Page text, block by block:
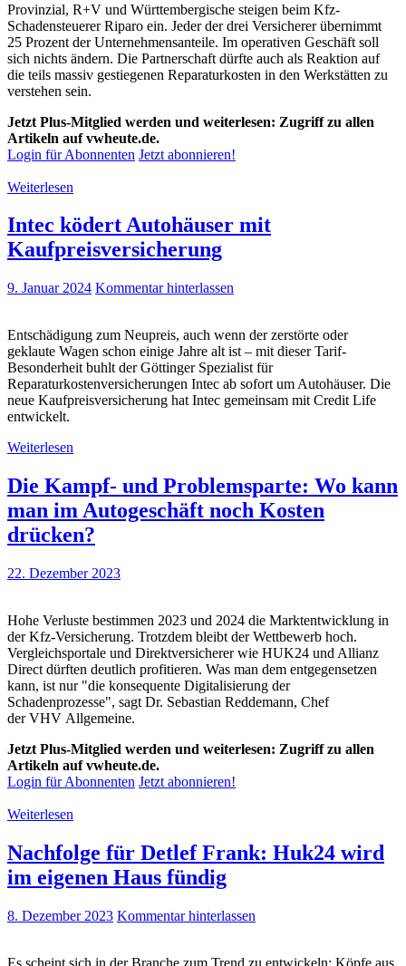
Provinzial, R+V und Württembergische steigen beim Kfz-
Schadensteuerer Riparo ein. Jeder der drei Versicherer übernimmt
25 Prozent der Unternehmensanteile. Im operativen Geschäft soll
sich nichts ändern. Die Partnerschaft dürfte auch als Reaktion auf
die teils massiv gestiegenen Reparaturkosten in den Werkstätten zu
verstehen sein.
Jetzt Plus-Mitglied werden und weiterlesen: Zugriff zu allen
Artikeln auf vwheute.de.
Login für Abonnenten Jetzt abonnieren!
Weiterlesen
Intec ködert Autohäuser mit
Kaufpreisversicherung
9. Januar 2024 Kommentar hinterlassen
Entschädigung zum Neupreis, auch wenn der zerstörte oder
geklaute Wagen schon einige Jahre alt ist – mit dieser Tarif-
Besonderheit buhlt der Göttinger Spezialist für
Reparaturkostenversicherungen Intec ab sofort um Autohäuser. Die
neue Kaufpreisversicherung hat Intec gemeinsam mit Credit Life
entwickelt.
Weiterlesen
Die Kampf- und Problemsparte: Wo kann
man im Autogeschäft noch Kosten
drücken?
22. Dezember 2023
Hohe Verluste bestimmen 2023 und 2024 die Marktentwicklung in
der Kfz-Versicherung. Trotzdem bleibt der Wettbewerb hoch.
Vergleichsportale und Direktversicherer wie HUK24 und Allianz
Direct dürften deutlich profitieren. Was man dem entgegensetzen
kann, ist nur "die konsequente Digitalisierung der
Schadenprozesse", sagt Dr. Sebastian Reddemann, Chef
der VHV Allgemeine.
Jetzt Plus-Mitglied werden und weiterlesen: Zugriff zu allen
Artikeln auf vwheute.de.
Login für Abonnenten Jetzt abonnieren!
Weiterlesen
Nachfolge für Detlef Frank: Huk24 wird
im eigenen Haus fündig
8. Dezember 2023 Kommentar hinterlassen
Es scheint sich in der Branche zum Trend zu entwickeln: Köpfe aus